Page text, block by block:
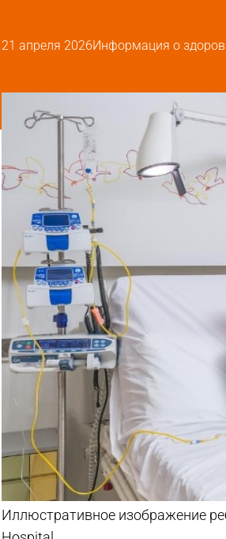
21 апреля 2026Информация о
Иллюстративное изображение